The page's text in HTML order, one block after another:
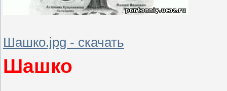
Шашко.jpg - скачать
Шашко